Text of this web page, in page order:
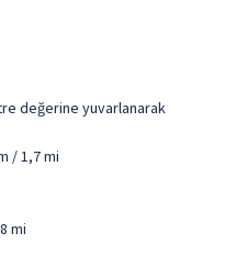
değerine yuvarlanarak
/ 1,7 mi
mi